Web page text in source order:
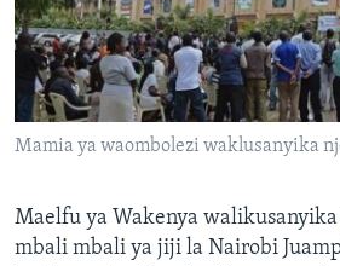
Mamia ya waombolezi waklusanyika
Maelfu ya Wakenya
mbali mbali ya jiji la Nairobi